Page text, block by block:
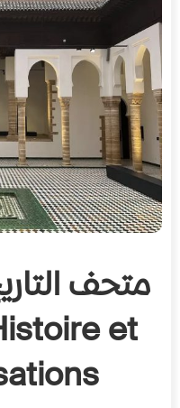
متحف
et